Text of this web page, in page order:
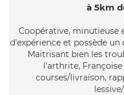
à 5km
Coopérative, minutieuse
d'expérience et possède
Maitrisant bien les
l'arthrite,
courses/livraison,